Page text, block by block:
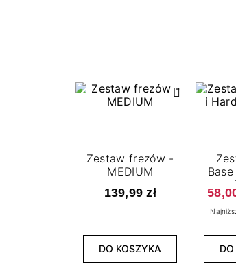
Zestaw frezów -
MEDIUM
139,99 zł
DO KOSZYKA